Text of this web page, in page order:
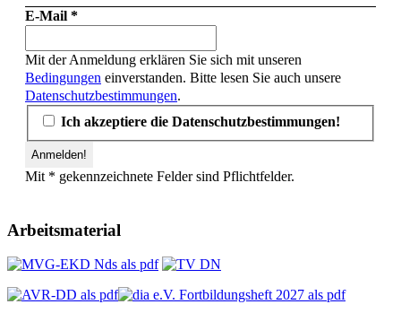
E-Mail *
Mit der Anmeldung erklären Sie sich mit unseren
Bedingungen einverstanden. Bitte lesen Sie auch unsere
Datenschutzbestimmungen.
Ich akzeptiere die Datenschutzbestimmungen!
Mit * gekennzeichnete Felder sind Pflichtfelder.
Arbeitsmaterial